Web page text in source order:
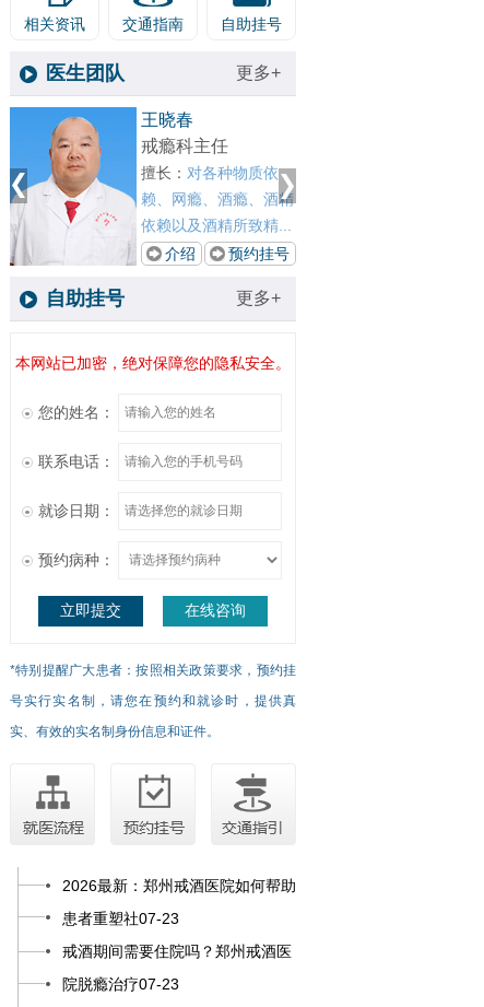
相关资讯 交通指南 自助挂号
医生团队 更多+
张剑红
青少年心身科主任
擅长： 治疗网络依赖、
青少年心理障碍、游戏
成瘾、酒精依赖、...
介绍
预约挂号
自助挂号 更多+
本网站已加密，绝对保障您的隐私安全。
您的姓名：
联系电话：
就诊日期：
预约病种：
立即提交 在线咨询
*特别提醒广大患者：按照相关政策要求，预约挂
号实行实名制，请您在预约和就诊时，提供真
实、有效的实名制身份信息和证件。
2026最新：郑州戒酒医院如何帮助
患者重塑社07-23
戒酒期间需要住院吗？郑州戒酒医
院脱瘾治疗07-23